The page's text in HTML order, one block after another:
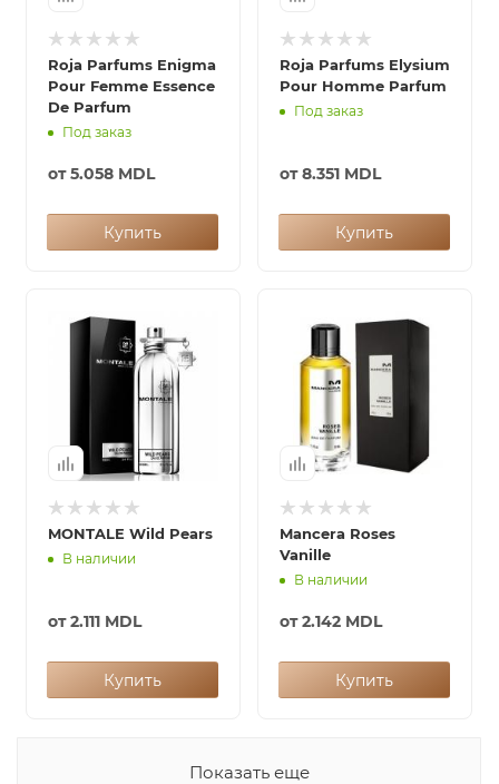
Roja Parfums Enigma
Pour Femme Essence
De Parfum
Под заказ
от5.058 MDL
Купить
Roja Parfums Elysium
Pour Homme Parfum
Под заказ
от8.351 MDL
Купить
MONTALE Wild Pears
В наличии
от2.111 MDL
Купить
Mancera Roses
Vanille
В наличии
от2.142 MDL
Купить
Показать еще